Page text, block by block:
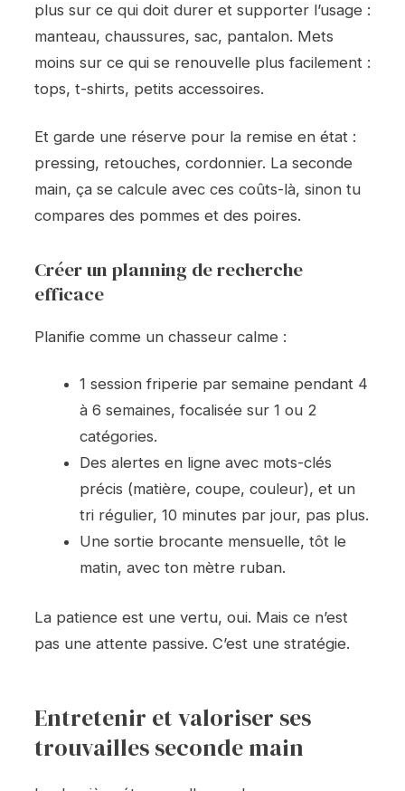
plus sur ce qui doit durer et supporter l’usage :
manteau, chaussures, sac, pantalon. Mets
moins sur ce qui se renouvelle plus facilement :
tops, t-shirts, petits accessoires.
Et garde une réserve pour la remise en état :
pressing, retouches, cordonnier. La seconde
main, ça se calcule avec ces coûts-là, sinon tu
compares des pommes et des poires.
Créer un planning de recherche
efficace
Planifie comme un chasseur calme :
1 session friperie par semaine pendant 4
à 6 semaines, focalisée sur 1 ou 2
catégories.
Des alertes en ligne avec mots-clés
précis (matière, coupe, couleur), et un
tri régulier, 10 minutes par jour, pas plus.
Une sortie brocante mensuelle, tôt le
matin, avec ton mètre ruban.
La patience est une vertu, oui. Mais ce n’est
pas une attente passive. C’est une stratégie.
Entretenir et valoriser ses
trouvailles seconde main